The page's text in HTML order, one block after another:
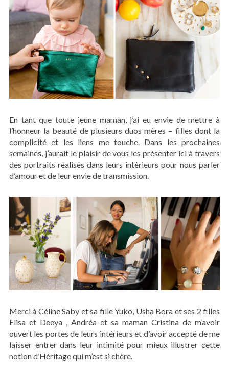
En tant que toute jeune maman, j’ai eu envie de mettre à
l’honneur la beauté de plusieurs duos mères – filles dont la
complicité et les liens me touche. Dans les prochaines
semaines, j’aurait le plaisir de vous les présenter ici à travers
des portraits réalisés dans leurs intérieurs pour nous parler
d’amour et de leur envie de transmission.
Merci à Céline Saby et sa fille Yuko, Usha Bora et ses 2 filles
Elisa et Deeya , Andréa et sa maman Cristina de m’avoir
ouvert les portes de leurs intérieurs et d’avoir accepté de me
laisser entrer dans leur intimité pour mieux illustrer cette
notion d’Héritage qui m’est si chère.